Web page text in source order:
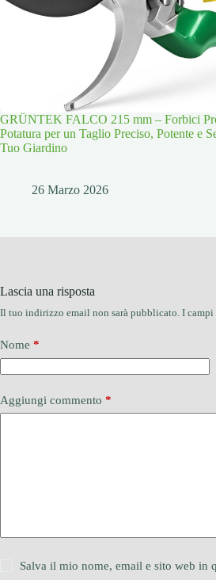
GRÜNTEK FALCO 215 mm – Forbici
Potatura per un Taglio Preciso, Potente e
Tuo Giardino
26 Marzo 2026
Lascia una risposta
Il tuo indirizzo email non sarà pubblicato. I campi
Nome *
Aggiungi commento *
Salva il mio nome, email e sito web in